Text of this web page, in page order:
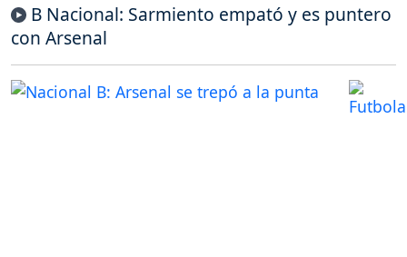
B Nacional: Sarmiento empató y es puntero
con Arsenal